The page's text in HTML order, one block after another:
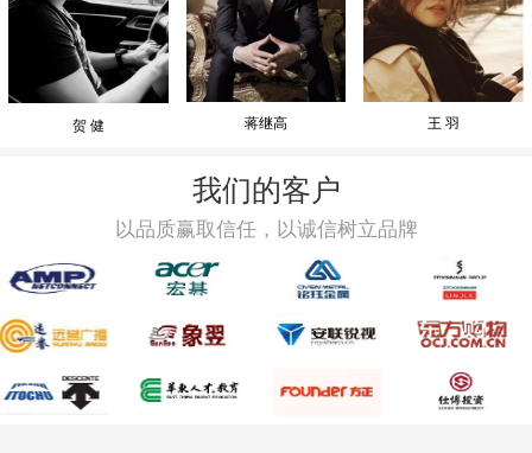
贺 健 蒋继高 王 羽
我们的客户
以品质赢取信任，以诚信树立品牌